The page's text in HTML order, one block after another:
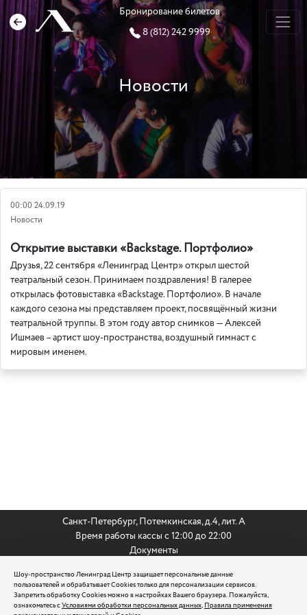
Шоу-пространство Ленинград Центр защищает персональные данные
пользователей и обрабатывает Cookies только для персонализации сервисов.
Запретить обработку Cookies можно в настройках Вашего браузера. Пожалуйста,
ознакомьтесь сУсловиями обработки персональных данных,Правила применения
Бронирование билетов
8 (812) 242 9999
Новости
00:00 24.09.19
Новости
Открытие выставки «Backstage. Портфолио»
Друзья, 22 сентября «Ленинград Центр» открыл шестой
театральный сезон. Принимаем поздравления! В галерее
открылась фотовыставка «Backstage. Портфолио». В начале
каждого сезона мы представляем проект, посвящённый жизни
театральной труппы. В этом году автор снимков — Алексей
Ишмаев – артист шоу-пространства, воздушный гимнаст с
мировым именем.
Санкт-Петербург, Потемкинская, д.4, лит. А
Время работы кассы с 12:00 до 22:00
Документы
По всем вопросам:
8 (812) 242 9999
reservation@leningradcenter.ru